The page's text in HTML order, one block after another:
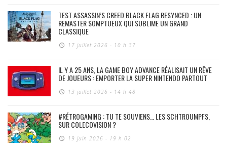
TEST ASSASSIN’S CREED BLACK FLAG RESYNCED : UN
REMASTER SOMPTUEUX QUI SUBLIME UN GRAND
CLASSIQUE
17 juillet 2026 - 10 h 37
IL Y A 25 ANS, LA GAME BOY ADVANCE RÉALISAIT UN RÊVE
DE JOUEURS : EMPORTER LA SUPER NINTENDO PARTOUT
13 juillet 2026 - 14 h 48
#RÉTROGAMING : TU TE SOUVIENS… LES SCHTROUMPFS,
SUR COLECOVISION ?
19 juin 2026 - 19 h 02